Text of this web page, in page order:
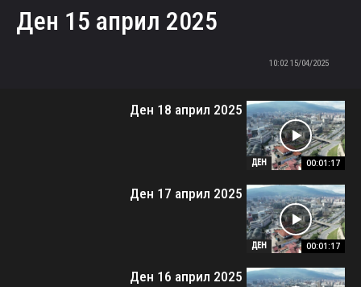
Ден 15 април 2025
15/04/2025 10:02
ДЕН 00:01:17
Ден 18 април 2025
ДЕН 00:01:17
Ден 17 април 2025
Ден 16 април 2025